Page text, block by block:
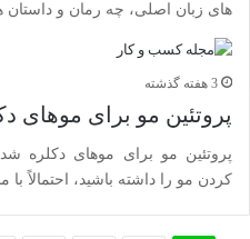
های زبان اصلی، چه رمان و
3 هفته گذشته
پروتئین مو برای
پروتئین مو برای موهای دکلره
کردن مو را داشته باشید، احتمالاً